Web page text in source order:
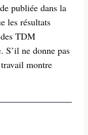
publiée dans la
les résultats
TDM
S’il ne donne pas
montre